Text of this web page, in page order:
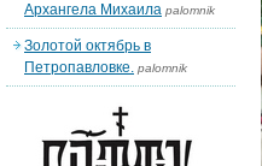
Архангела Михаила palomnik
Золотой октябрь в
Петропавловке. palomnik